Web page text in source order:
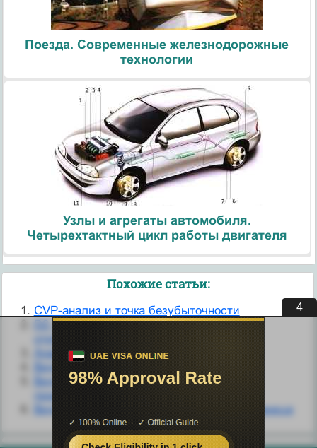
Поезда. Современные железнодорожные
технологии
Узлы и агрегаты автомобиля.
Четырехтактный цикл работы двигателя
Похожие статьи:
CVP-анализ и точка безубыточности
D2 – степени точности 2, 3 ; основные
отклонения n, p ,r
Анализ безубыточности
Виды сердечной недостаточности
Виды сердечной недостаточности по
происхождению
Виды сердечной недостаточности. 1 страница
3